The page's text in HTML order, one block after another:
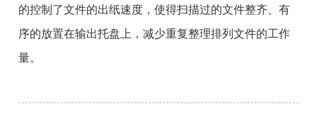
的控制了文件的出纸速度，使得扫描过的文件整齐、有
序的放置在输出托盘上，减少重复整理排列文件的工作
量。